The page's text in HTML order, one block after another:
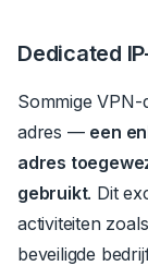
Dedicated
Sommige VPN-
adres — een
adres
gebruikt. Dit
activiteiten
beveiligde